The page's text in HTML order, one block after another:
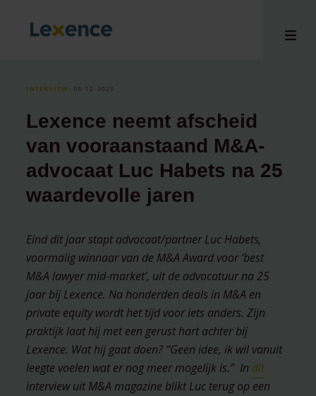
bij
INTERVIEW ⸱ 08-12-2023
Lexence neemt afscheid
van vooraanstaand M&A-
advocaat Luc Habets na 25
waardevolle jaren
Eind dit jaar stapt advocaat/partner Luc Habets,
voormalig winnaar van de M&A Award voor ‘best
M&A lawyer mid-market’, uit de advocatuur na 25
jaar bij Lexence. Na honderden deals in M&A en
private equity wordt het tijd voor iets anders. Zijn
praktijk laat hij met een gerust hart achter bij
Lexence. Wat hij gaat doen? “Geen idee, ik wil vanuit
leegte voelen wat er nog meer mogelijk is.” In dit
interview uit M&A magazine blikt Luc terug op een